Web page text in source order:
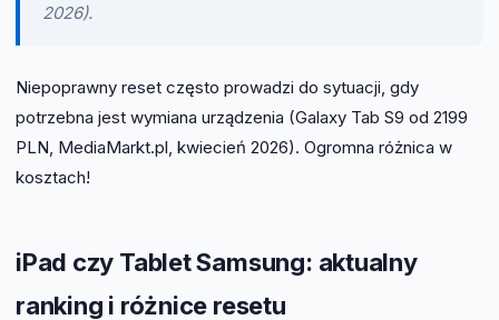
2026).
Niepoprawny reset często prowadzi do sytuacji, gdy
potrzebna jest wymiana urządzenia (Galaxy Tab S9 od 2199
PLN, MediaMarkt.pl, kwiecień 2026). Ogromna różnica w
kosztach!
iPad czy Tablet Samsung: aktualny
ranking i różnice resetu